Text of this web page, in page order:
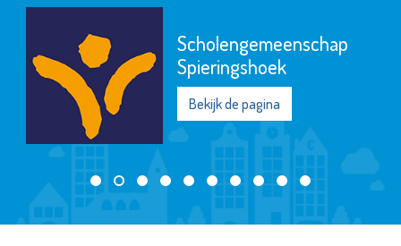
Scholengemeenschap
Spieringshoek
Bekijk de pagina